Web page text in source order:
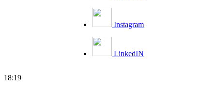
Instagram
LinkedIN
18:19